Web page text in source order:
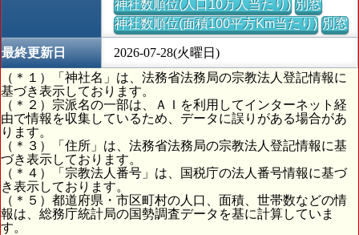
神社数順位(人口10万人当たり) 別窓
神社数順位(面積100平方Km当たり) 別窓
最終更新日
2026-07-28(火曜日)
（＊１）「神社名」は、法務省法務局の宗教法人登記情報に
基づき表示しております。
（＊２）宗派名の一部は、ＡＩを利用してインターネット経
由で情報を収集しているため、データに誤りがある場合があ
ります。
（＊３）「住所」は、法務省法務局の宗教法人登記情報に基
づき表示しております。
（＊４）「宗教法人番号」は、国税庁の法人番号情報に基づ
き表示しております。
（＊５）都道府県・市区町村の人口、面積、世帯数などの情
報は、総務庁統計局の国勢調査データを基に計算していま
す。